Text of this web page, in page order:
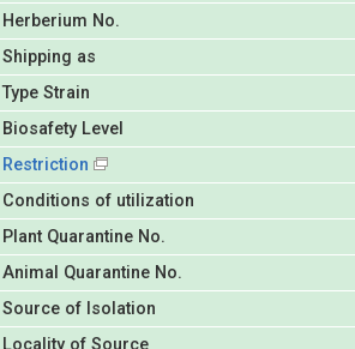
Herberium No.
Shipping as
Type Strain
Biosafety Level
Restriction
Conditions of utilization
Plant Quarantine No.
Animal Quarantine No.
Source of Isolation
Locality of Source